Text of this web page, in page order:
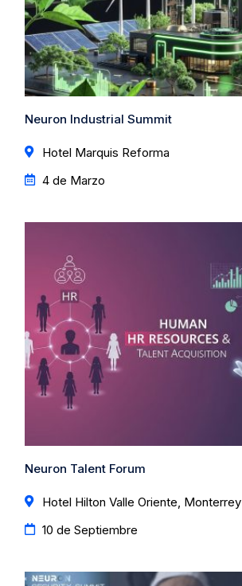
Neuron Industrial Summit
Hotel Marquis Reforma
4 de Marzo
Neuron Talent Forum
Hotel Hilton Valle Oriente, Monterrey
10 de Septiembre